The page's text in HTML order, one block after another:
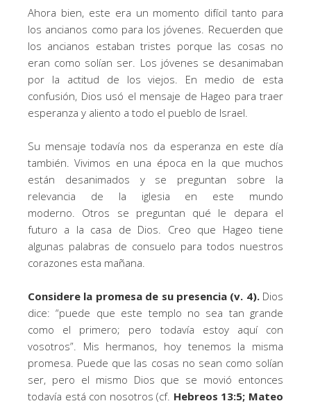
Ahora bien, este era un momento difícil tanto para
los ancianos como para los jóvenes. Recuerden que
los ancianos estaban tristes porque las cosas no
eran como solían ser. Los jóvenes se desanimaban
por la actitud de los viejos. En medio de esta
confusión, Dios usó el mensaje de Hageo para traer
esperanza y aliento a todo el pueblo de Israel.
Su mensaje todavía nos da esperanza en este día
también. Vivimos en una época en la que muchos
están desanimados y se preguntan sobre la
relevancia de la iglesia en este mundo
moderno. Otros se preguntan qué le depara el
futuro a la casa de Dios. Creo que Hageo tiene
algunas palabras de consuelo para todos nuestros
corazones esta mañana.
Considere la promesa de su presencia (v. 4). Dios
dice: “puede que este templo no sea tan grande
como el primero; pero todavía estoy aquí con
vosotros”. Mis hermanos, hoy tenemos la misma
promesa. Puede que las cosas no sean como solían
ser, pero el mismo Dios que se movió entonces
todavía está con nosotros (cf. Hebreos 13:5; Mateo